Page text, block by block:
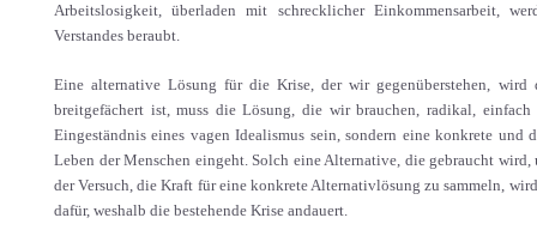
Arbeitslosigkeit, überladen mit schrecklicher Einkommensarbeit,
Verstandes beraubt.
Eine alternative Lösung für die Krise, der wir gegenüberstehen,
breitgefächert ist, muss die Lösung, die wir brauchen, radikal,
Eingeständnis eines vagen Idealismus sein, sondern eine konkrete
Leben der Menschen eingeht. Solch eine Alternative, die gebraucht
der Versuch, die Kraft für eine konkrete Alternativlösung zu sammeln,
dafür, weshalb die bestehende Krise andauert.